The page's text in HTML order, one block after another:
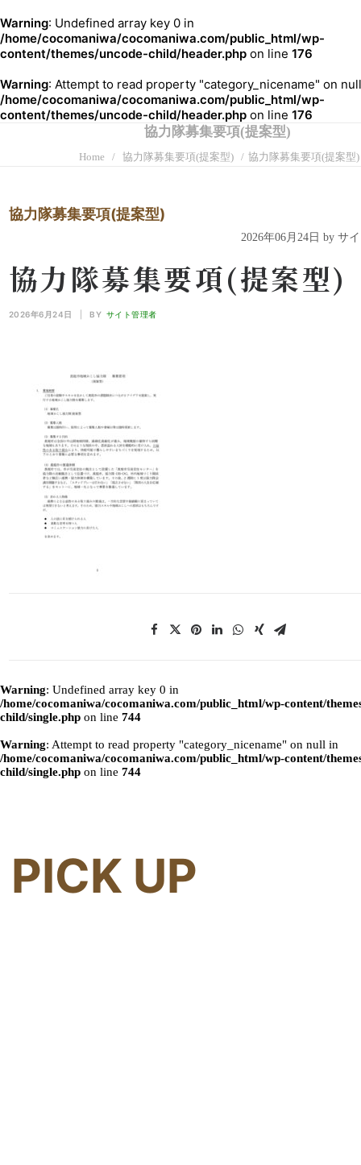
Warning: Undefined array key 0 in
/home/cocomaniwa/cocomaniwa.com/public_html/wp-
content/themes/uncode-child/header.php on line 176
Warning: Attempt to read property "category_nicename" on
/home/cocomaniwa/cocomaniwa.com/public_html/wp-
content/themes/uncode-child/header.php on line 176
協力隊募集要項(提案型)
Home 協力隊募集要項(提案型) 協力隊募集要項(提案型)
協力隊募集要項(提案型)
2026年06月24日 by サ
協力隊募集要項(提案型)
2026年6月24日 BY サイト管理者
Warning: Undefined array key 0 in
/home/cocomaniwa/cocomaniwa.com/public_html/wp-content/
child/single.php on line 744
Warning: Attempt to read property "category_nicename" on null in
/home/cocomaniwa/cocomaniwa.com/public_html/wp-content/
child/single.php on line 744
PICK UP